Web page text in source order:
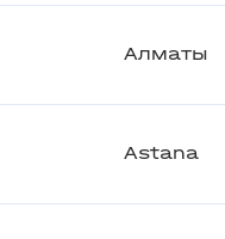
Алматы
Astana